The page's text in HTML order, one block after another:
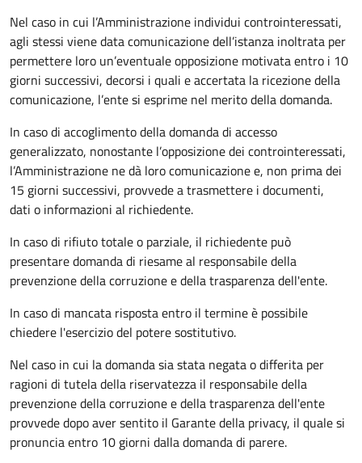
Nel caso in cui l’Amministrazione individui controinteressati,
agli stessi viene data comunicazione dell’istanza inoltrata per
permettere loro un’eventuale opposizione motivata entro i 10
giorni successivi, decorsi i quali e accertata la ricezione della
comunicazione, l’ente si esprime nel merito della domanda.
In caso di accoglimento della domanda di accesso
generalizzato, nonostante l’opposizione dei controinteressati,
l’Amministrazione ne dà loro comunicazione e, non prima dei
15 giorni successivi, provvede a trasmettere i documenti,
dati o informazioni al richiedente.
In caso di rifiuto totale o parziale, il richiedente può
presentare domanda di riesame al responsabile della
prevenzione della corruzione e della trasparenza dell'ente.
In caso di mancata risposta entro il termine è possibile
chiedere l'esercizio del potere sostitutivo.
Nel caso in cui la domanda sia stata negata o differita per
ragioni di tutela della riservatezza il responsabile della
prevenzione della corruzione e della trasparenza dell'ente
provvede dopo aver sentito il Garante della privacy, il quale si
pronuncia entro 10 giorni dalla domanda di parere.